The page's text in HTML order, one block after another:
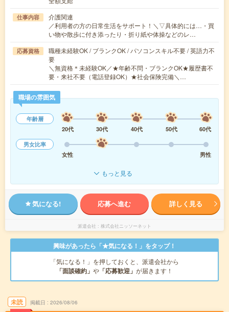
仕事内容
介護関連
／利用者の方の日常生活をサポート！＼▽具体的には…・買
い物や散歩に付き添ったり・折り紙や体操などのレ…
応募資格
職種未経験OK / ブランクOK / パソコンスキル不要 / 英語力不
要
＼無資格＊未経験OK／★年齢不問・ブランクOK★履歴書不
要・来社不要（電話登録OK）★社会保険完備＼…
職場の雰囲気
年齢層
20代
30代 40代 50代
60代
男女比率
女性
男性
もっと見る
気になる! 応募へ進む 詳しく見る
派遣会社 株式会社ニッソーネット
興味があったら「★気になる！」をタップ！
「気になる！」を押しておくと、派遣会社から
「面談確約」 や 「応募歓迎」 が届きます！
未読 掲載日 2026/08/06